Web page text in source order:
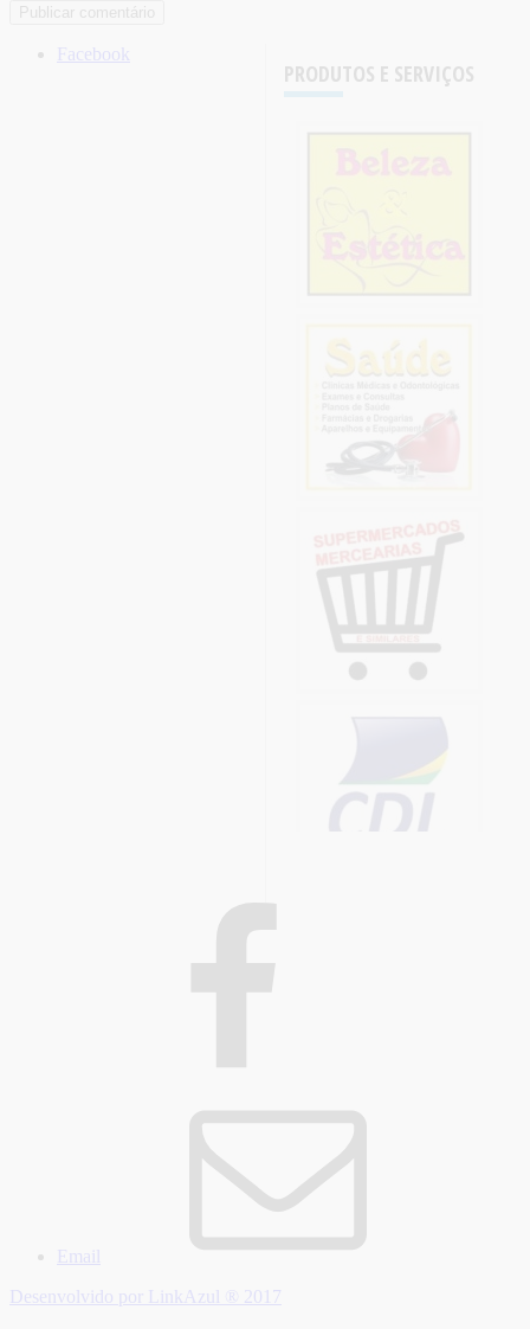
PRODUTOS E SERVIÇOS
Facebook
Email
Desenvolvido por LinkAzul ® 2017